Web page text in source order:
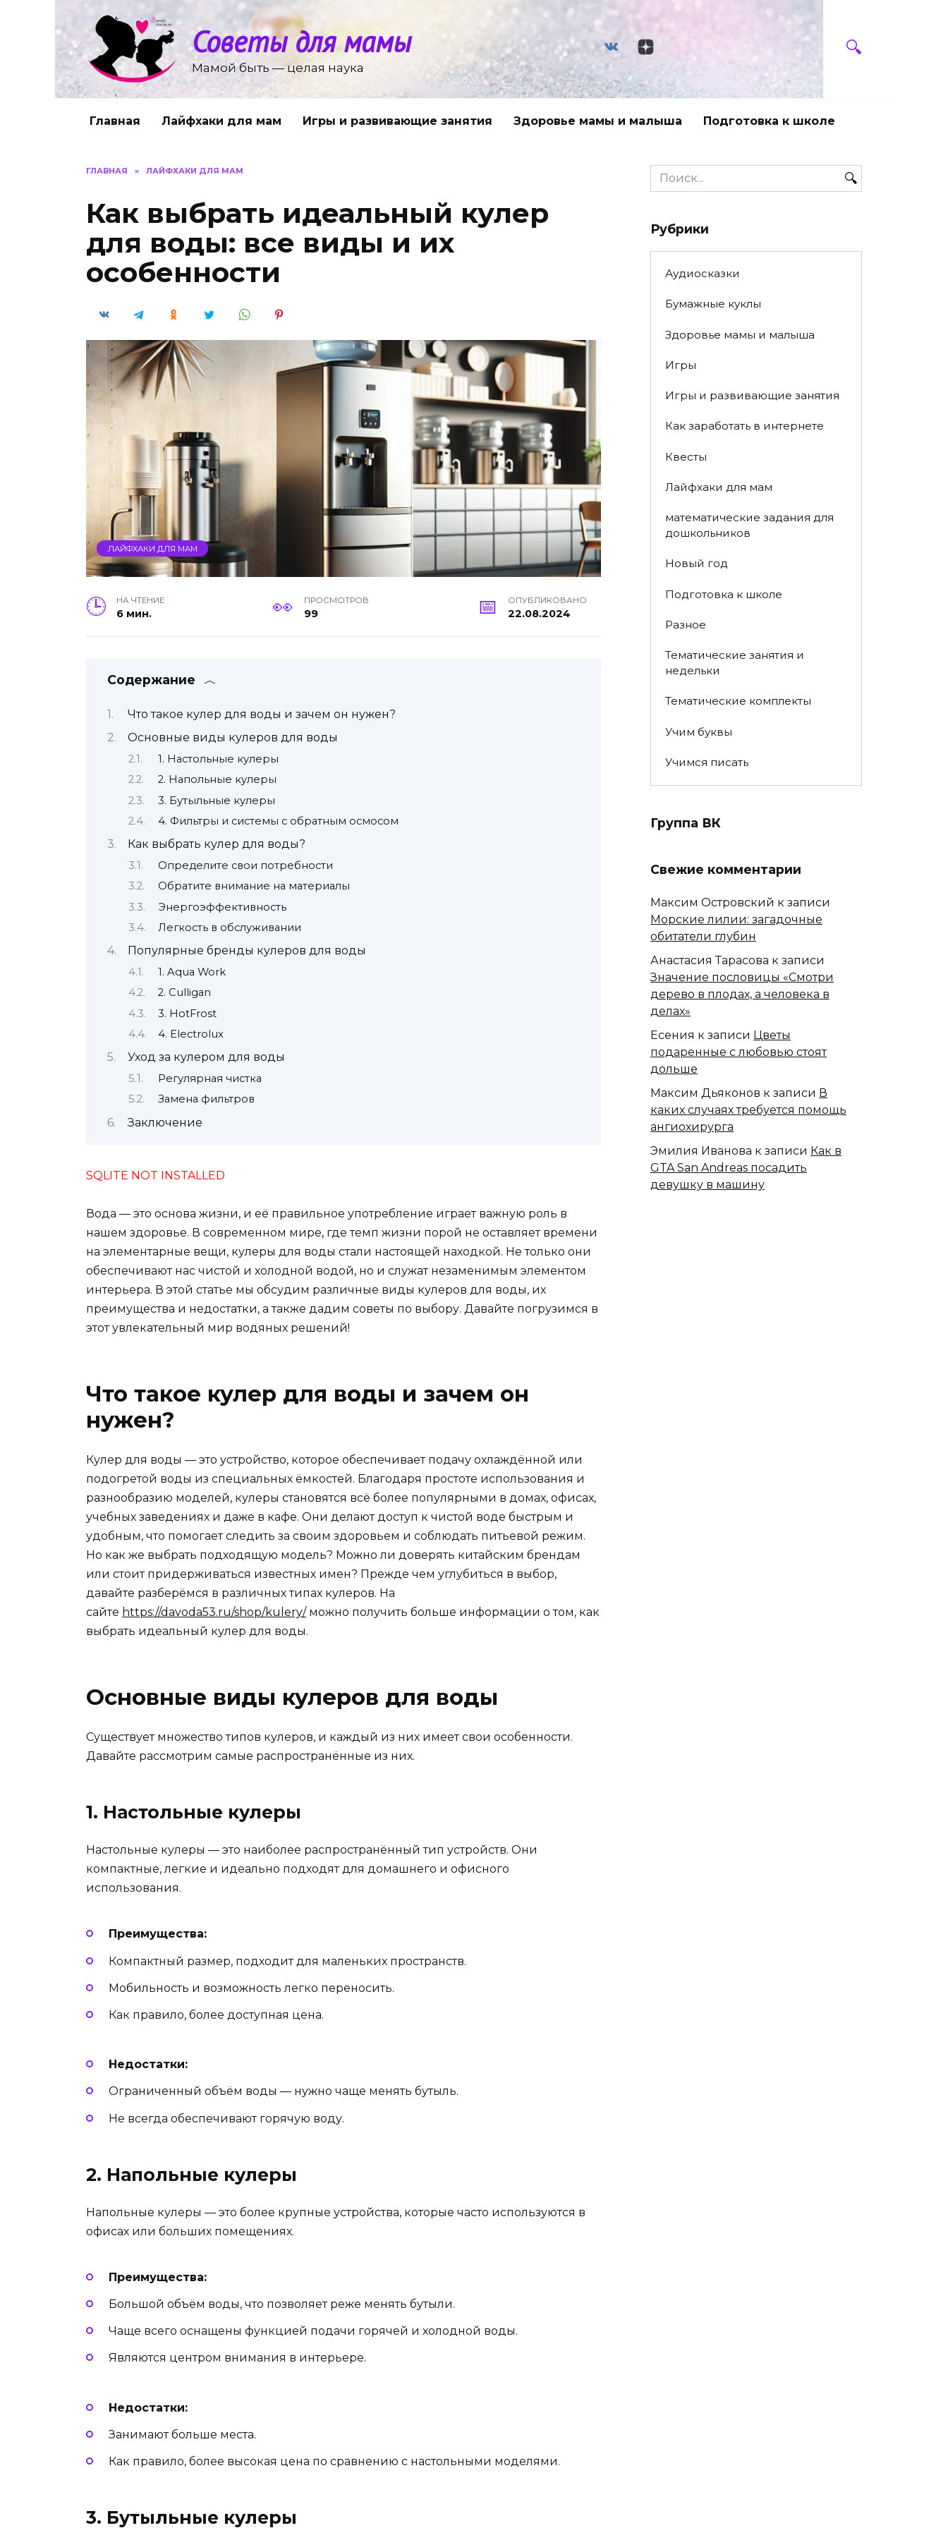
содержанию
Советы для мамы
Мамой быть — целая наука
Главная Лайфхаки для мам Игры и развивающие занятия Здоровье мамы и малыша Подготовка к школе
ГЛАВНАЯ » ЛАЙФХАКИ ДЛЯ МАМ
Как выбрать идеальный кулер
для воды: все виды и их
особенности
ЛАЙФХАКИ ДЛЯ МАМ
НА ЧТЕНИЕ
6 мин.
ПРОСМОТРОВ
99
ОПУБЛИКОВАНО
22.08.2024
Содержание
Что такое кулер для воды и зачем он нужен?
Основные виды кулеров для воды
1. Настольные кулеры
2. Напольные кулеры
3. Бутыльные кулеры
4. Фильтры и системы с обратным осмосом
Как выбрать кулер для воды?
Определите свои потребности
Обратите внимание на материалы
Энергоэффективность
Легкость в обслуживании
Популярные бренды кулеров для воды
1. Aqua Work
2. Culligan
3. HotFrost
4. Electrolux
Уход за кулером для воды
Регулярная чистка
Замена фильтров
Заключение
SQLITE NOT INSTALLED
Вода — это основа жизни, и её правильное употребление играет важную роль в
нашем здоровье. В современном мире, где темп жизни порой не оставляет времени
на элементарные вещи, кулеры для воды стали настоящей находкой. Не только они
обеспечивают нас чистой и холодной водой, но и служат незаменимым элементом
интерьера. В этой статье мы обсудим различные виды кулеров для воды, их
преимущества и недостатки, а также дадим советы по выбору. Давайте погрузимся в
этот увлекательный мир водяных решений!
Что такое кулер для воды и зачем он
нужен?
Кулер для воды — это устройство, которое обеспечивает подачу охлаждённой или
подогретой воды из специальных ёмкостей. Благодаря простоте использования и
разнообразию моделей, кулеры становятся всё более популярными в домах, офисах,
учебных заведениях и даже в кафе. Они делают доступ к чистой воде быстрым и
удобным, что помогает следить за своим здоровьем и соблюдать питьевой режим.
Но как же выбрать подходящую модель? Можно ли доверять китайским брендам
или стоит придерживаться известных имен? Прежде чем углубиться в выбор,
давайте разберёмся в различных типах кулеров. На
сайте https://davoda53.ru/shop/kulery/можно получить больше информации о том, как
выбрать идеальный кулер для воды.
Основные виды кулеров для воды
Существует множество типов кулеров, и каждый из них имеет свои особенности.
Давайте рассмотрим самые распространённые из них.
1. Настольные кулеры
Настольные кулеры — это наиболее распространённый тип устройств. Они
компактные, легкие и идеально подходят для домашнего и офисного
использования.
Преимущества:
Компактный размер, подходит для маленьких пространств.
Мобильность и возможность легко переносить.
Как правило, более доступная цена.
Недостатки:
Ограниченный объём воды — нужно чаще менять бутыль.
Не всегда обеспечивают горячую воду.
2. Напольные кулеры
Напольные кулеры — это более крупные устройства, которые часто используются в
офисах или больших помещениях.
Преимущества:
Большой объём воды, что позволяет реже менять бутыли.
Чаще всего оснащены функцией подачи горячей и холодной воды.
Являются центром внимания в интерьере.
Недостатки:
Занимают больше места.
Как правило, более высокая цена по сравнению с настольными моделями.
3. Бутыльные кулеры
Search
for:
Рубрики
Аудиосказки
Бумажные куклы
Здоровье мамы и малыша
Игры
Игры и развивающие занятия
Как заработать в интернете
Квесты
Лайфхаки для мам
математические задания для
дошкольников
Новый год
Подготовка к школе
Разное
Тематические занятия и
недельки
Тематические комплекты
Учим буквы
Учимся писать
Группа ВК
Свежие комментарии
Максим Островский к записи
Морские лилии: загадочные
обитатели глубин
Анастасия Тарасова к записи
Значение пословицы «Смотри
дерево в плодах, а человека в
делах»
Есения к записи Цветы
подаренные с любовью стоят
дольше
Максим Дьяконов к записи В
каких случаях требуется помощь
ангиохирурга
Эмилия Иванова к записи Как в
GTA San Andreas посадить
девушку в машину